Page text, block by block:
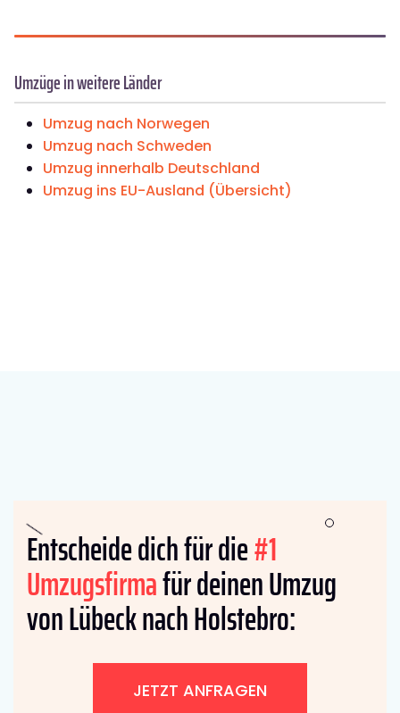
Umzüge in weitere Länder
Umzug nach Norwegen
Umzug nach Schweden
Umzug innerhalb Deutschland
Umzug ins EU-Ausland (Übersicht)
Entscheide dich für die#1
Umzugsfirmafür deinen Umzug
von Lübeck nach Holstebro:
JETZT ANFRAGEN